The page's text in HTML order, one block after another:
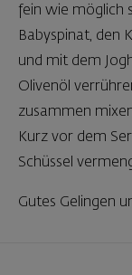
fein wie möglich
Babyspinat, den
und mit dem
Olivenöl
zusammen
Kurz vor dem
Schüssel
Gutes Gelingen